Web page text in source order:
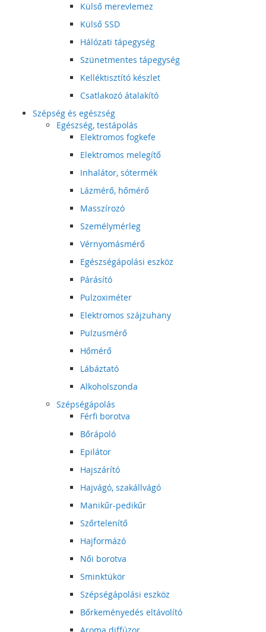
Külső merevlemez
Külső SSD
Hálózati tápegység
Szünetmentes tápegység
Kelléktisztító készlet
Csatlakozó átalakító
Szépség és egészség
Egészség, testápolás
Elektromos fogkefe
Elektromos melegítő
Inhalátor, sótermék
Lázmérő, hőmérő
Masszírozó
Személymérleg
Vérnyomásmérő
Egészségápolási eszköz
Párásító
Pulzoximéter
Elektromos szájzuhany
Pulzusmérő
Hőmérő
Lábáztató
Alkoholszonda
Szépségápolás
Férfi borotva
Bőrápoló
Epilátor
Hajszárító
Hajvágó, szakállvágó
Manikűr-pedikűr
Szőrtelenítő
Hajformázó
Női borotva
Sminktükör
Szépségápolási eszköz
Bőrkeményedés eltávolító